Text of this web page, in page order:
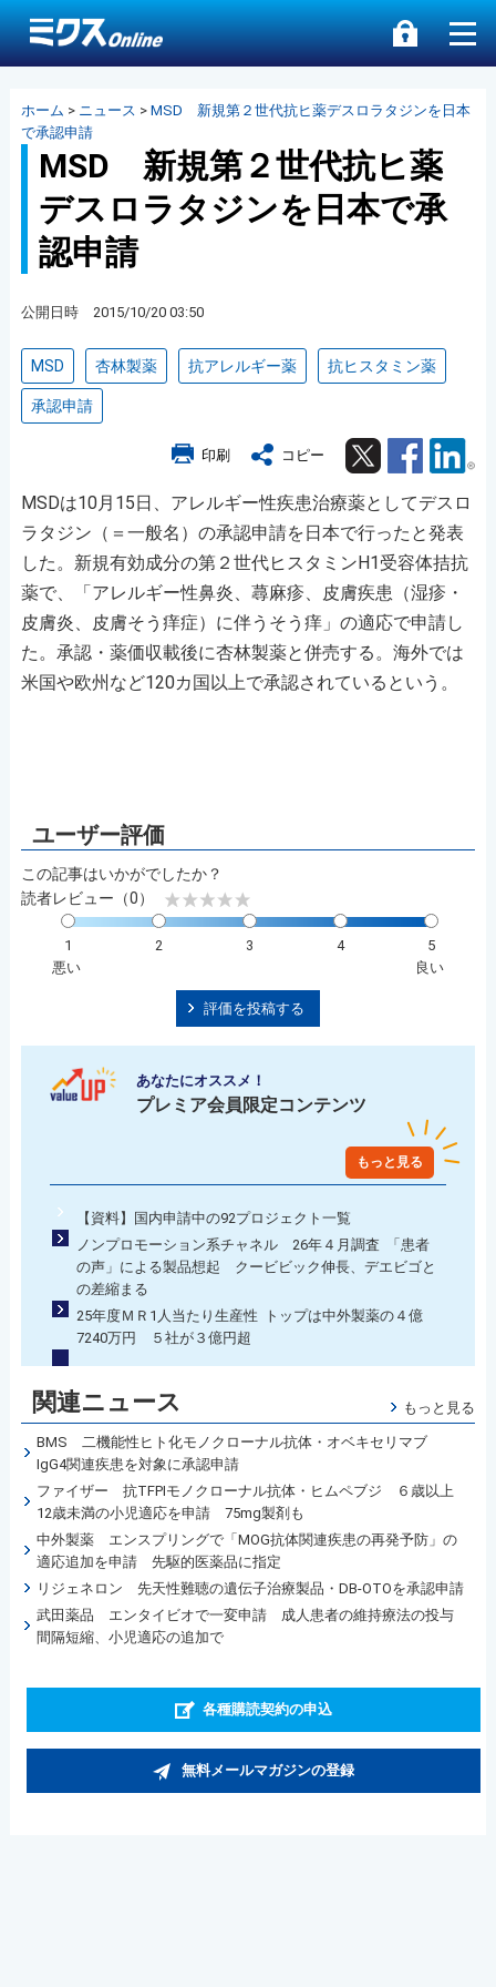
ホーム > ニュース > MSD 新規第２世代抗ヒ薬デスロラタジンを日本
で承認申請
MSD 新規第２世代抗ヒ薬
デスロラタジンを日本で承
認申請
公開日時 2015/10/20 03:50
MSD 杏林製薬 抗アレルギー薬 抗ヒスタミン薬
承認申請
印刷 コピー Twitter Facebook
MSDは10月15日、アレルギー性疾患治療薬としてデスロ
ラタジン（＝一般名）の承認申請を日本で行ったと発表
した。新規有効成分の第２世代ヒスタミンH1受容体拮抗
薬で、「アレルギー性鼻炎、蕁麻疹、皮膚疾患（湿疹・
皮膚炎、皮膚そう痒症）に伴うそう痒」の適応で申請し
た。承認・薬価収載後に杏林製薬と併売する。海外では
米国や欧州など120カ国以上で承認されているという。
この記事はいかがでしたか？
読者レビュー（0）
1 2 3 4
5
悪い
良い
評価を投稿する
あなたにオススメ！
プレミア会員限定コンテンツ
もっと見る
【資料】国内申請中の92プロジェクト一覧
ノンプロモーション系チャネル 26年４月調査 「患者
の声」による製品想起 クービビック伸長、デエビゴと
の差縮まる
25年度ＭＲ1人当たり生産性 トップは中外製薬の４億
7240万円 ５社が３億円超
関連ニュース もっと見る
BMS 二機能性ヒト化モノクローナル抗体・オベキセリマブ
IgG4関連疾患を対象に承認申請
ファイザー 抗TFPIモノクローナル抗体・ヒムペブジ ６歳以上
12歳未満の小児適応を申請 75mg製剤も
中外製薬 エンスプリングで「MOG抗体関連疾患の再発予防」の
適応追加を申請 先駆的医薬品に指定
リジェネロン 先天性難聴の遺伝子治療製品・DB-OTOを承認申請
武田薬品 エンタイビオで一変申請 成人患者の維持療法の投与
間隔短縮、小児適応の追加で
各種購読契約の申込
無料メールマガジンの登録